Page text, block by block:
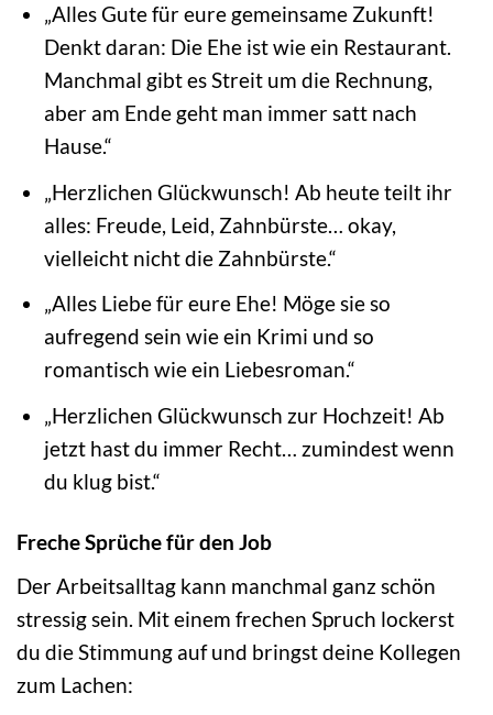
„Alles Gute für eure gemeinsame Zukunft!
Denkt daran: Die Ehe ist wie ein Restaurant.
Manchmal gibt es Streit um die Rechnung,
aber am Ende geht man immer satt nach
Hause.“
„Herzlichen Glückwunsch! Ab heute teilt ihr
alles: Freude, Leid, Zahnbürste… okay,
vielleicht nicht die Zahnbürste.“
„Alles Liebe für eure Ehe! Möge sie so
aufregend sein wie ein Krimi und so
romantisch wie ein Liebesroman.“
„Herzlichen Glückwunsch zur Hochzeit! Ab
jetzt hast du immer Recht… zumindest wenn
du klug bist.“
Freche Sprüche für den Job
Der Arbeitsalltag kann manchmal ganz schön
stressig sein. Mit einem frechen Spruch lockerst
du die Stimmung auf und bringst deine Kollegen
zum Lachen: